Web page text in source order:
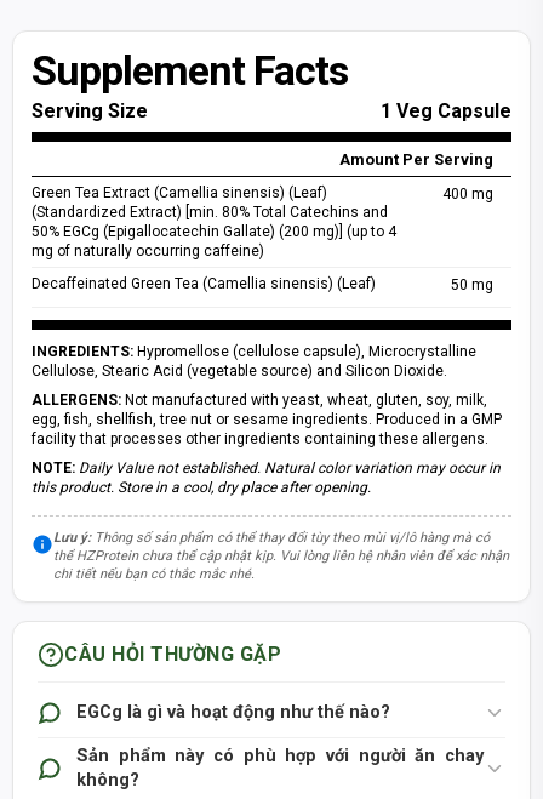
Supplement Facts
Serving Size 1 Veg Capsule
Amount Per Serving
Green Tea Extract (Camellia sinensis) (Leaf)
(Standardized Extract) [min. 80% Total Catechins and
50% EGCg (Epigallocatechin Gallate) (200 mg)] (up to 4
mg of naturally occurring caffeine)
400 mg
Decaffeinated Green Tea (Camellia sinensis) (Leaf) 50 mg
INGREDIENTS: Hypromellose (cellulose capsule), Microcrystalline
Cellulose, Stearic Acid (vegetable source) and Silicon Dioxide.
ALLERGENS: Not manufactured with yeast, wheat, gluten, soy, milk,
egg, fish, shellfish, tree nut or sesame ingredients. Produced in a GMP
facility that processes other ingredients containing these allergens.
NOTE: Daily Value not established. Natural color variation may occur in
this product. Store in a cool, dry place after opening.
Lưu ý:Thông số sản phẩm có thể thay đổi tùy theo mùi vị/lô hàng mà có
thể HZProtein chưa thể cập nhật kịp. Vui lòng liên hệ nhân viên để xác nhận
chi tiết nếu bạn có thắc mắc nhé.
CÂU HỎI THƯỜNG GẶP
EGCg là gì và hoạt động như thế nào?
Sản phẩm này có phù hợp với người ăn chay
không?